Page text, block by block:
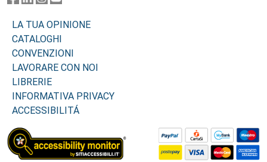
LA TUA OPINIONE
CATALOGHI
CONVENZIONI
LAVORARE CON NOI
LIBRERIE
INFORMATIVA PRIVACY
ACCESSIBILITÁ